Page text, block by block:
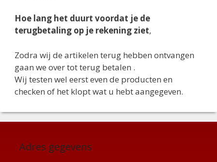
Hoe lang het duurt voordat je de
terugbetaling op je rekening ziet,
Zodra wij de artikelen terug hebben ontvangen
gaan we over tot terug betalen .
Wij testen wel eerst even de producten en
checken of het klopt wat u hebt aangegeven.
Adres gegevens